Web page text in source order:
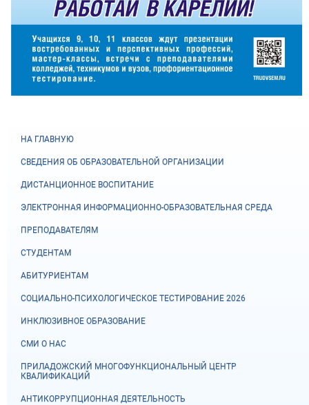
НА ГЛАВНУЮ
СВЕДЕНИЯ ОБ ОБРАЗОВАТЕЛЬНОЙ ОРГАНИЗАЦИИ
ДИСТАНЦИОННОЕ ВОСПИТАНИЕ
ЭЛЕКТРОННАЯ ИНФОРМАЦИОННО-ОБРАЗОВАТЕЛЬНАЯ СРЕДА
ПРЕПОДАВАТЕЛЯМ
СТУДЕНТАМ
АБИТУРИЕНТАМ
СОЦИАЛЬНО-ПСИХОЛОГИЧЕСКОЕ ТЕСТИРОВАНИЕ 2026
ИНКЛЮЗИВНОЕ ОБРАЗОВАНИЕ
СМИ О НАС
ПРИЛАДОЖСКИЙ МНОГОФУНКЦИОНАЛЬНЫЙ ЦЕНТР
КВАЛИФИКАЦИЙ
АНТИКОРРУПЦИОННАЯ ДЕЯТЕЛЬНОСТЬ